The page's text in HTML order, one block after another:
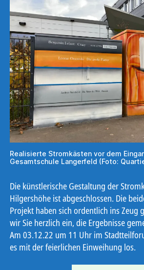
Realisierte Stromkästen vor dem
Gesamtschule Langerfeld (Foto:
Die künstlerische Gestaltung der
Hilgershöhe istabgeschlossen. Die
Projekt haben sich ordentlich ins Zeug
wir Sie herzlich ein, die Ergebnisse
Am 03.12.22 um 11 Uhr im
es mit der feierlichen Einweihung los.